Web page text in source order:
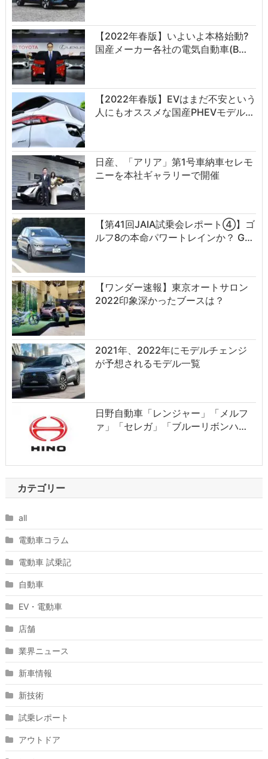
【2022年春版】いよいよ本格始動?
国産メーカー各社の電気自動車(B…
【2022年春版】EVはまだ不安という
人にもオススメな国産PHEVモデル…
日産、「アリア」第1号車納車セレモ
ニーを本社ギャラリーで開催
【第41回JAIA試乗会レポート④】ゴ
ルフ8の本命パワートレインか？ G…
【ワンダー速報】東京オートサロン
2022印象深かったブースは？
2021年、2022年にモデルチェンジ
が予想されるモデル一覧
日野自動車「レンジャー」「メルフ
ァ」「セレガ」「ブルーリボンハ…
カテゴリー
all
電動車コラム
電動車 試乗記
自動車
EV・電動車
店舗
業界ニュース
新車情報
新技術
試乗レポート
アウトドア